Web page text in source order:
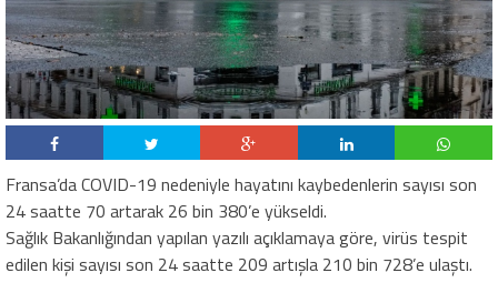
Fransa’da COVID-19 nedeniyle hayatını kaybedenlerin sayısı son
24 saatte 70 artarak 26 bin 380’e yükseldi.
Sağlık Bakanlığından yapılan yazılı açıklamaya göre, virüs tespit
edilen kişi sayısı son 24 saatte 209 artışla 210 bin 728’e ulaştı.